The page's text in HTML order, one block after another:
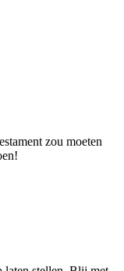
zou moeten